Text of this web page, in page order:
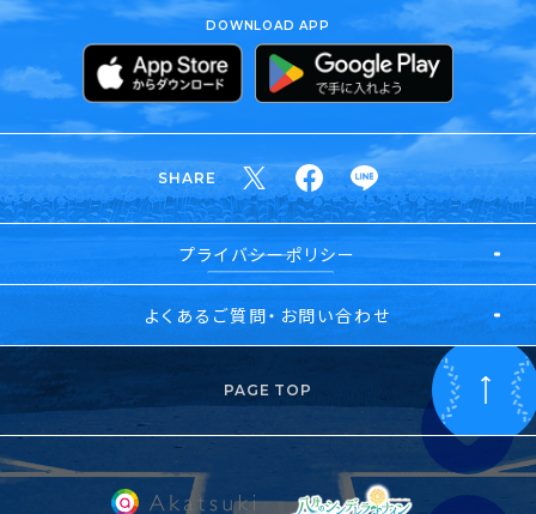
DOWNLOAD APP
SHARE
プライバシーポリシー
よくあるご質問・お問い合わせ
PAGE TOP